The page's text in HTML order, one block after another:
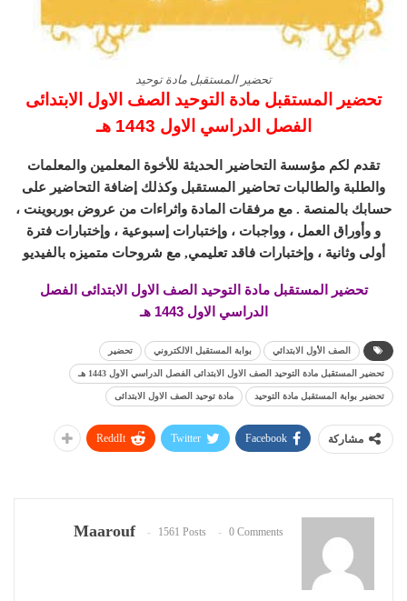
تحضير المستقبل مادة توحيد
تحضير المستقبل مادة التوحيد الصف الاول الابتدائى
الفصل الدراسي الاول 1443 هـ
تقدم لكم مؤسسة التحاضير الحديثة للأخوة المعلمين والمعلمات
والطلبة والطالبات تحاضير المستقبل وكذلك إضافة التحاضير على
حسابك بالمنصة . مع مرفقات المادة واثراءات من عروض بوربوينت ،
و وأوراق العمل ، وواجبات ، وإختبارات إسبوعية ، وإختبارات فترة
أولى وثانية ، وإختبارات فاقد تعليمي, مع شروحات متميزه بالفيديو
تحضير المستقبل مادة التوحيد الصف الاول الابتدائى الفصل
الدراسي الاول 1443 هـ
الصف الأول الابتدائي بوابة المستقبل الالكتروني تحضير
تحضير المستقبل مادة التوحيد الصف الاول الابتدائى الفصل الدراسي الاول 1443 هـ
تحضير بوابة المستقبل مادة التوحيد مادة توحيد الصف الاول الابتدائى
مشاركة Facebook
Twitter
ReddIt
Maarouf 1561 Posts 0 Comments